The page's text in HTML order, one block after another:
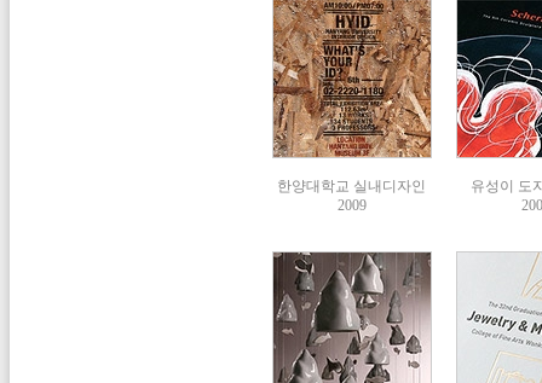
한양대학교 실내디자인
2009
유성이 도